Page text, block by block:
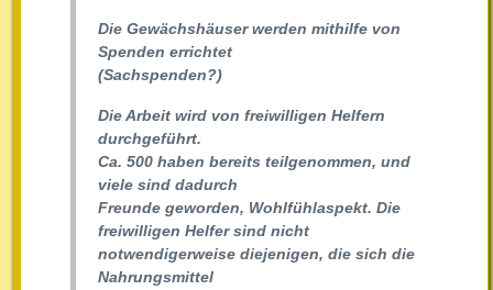
Die Gewächshäuser werden mithilfe von
Spenden errichtet
(Sachspenden?)
Die Arbeit wird von freiwilligen Helfern
durchgeführt.
Ca. 500 haben bereits teilgenommen, und
viele sind dadurch
Freunde geworden, Wohlfühlaspekt. Die
freiwilligen Helfer sind nicht
notwendigerweise diejenigen, die sich die
Nahrungsmittel